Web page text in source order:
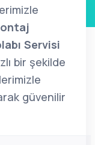
Servisi
bir şekilde
güvenilir